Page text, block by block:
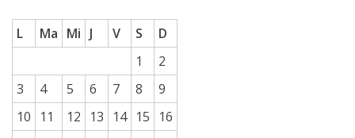
L Ma Mi J V S
D
1
2
3
4 5 6 7 8
9
10
11 12 13 14 15
16